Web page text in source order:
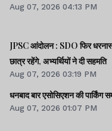
Aug 07, 2026 04:13 PM
JPSC आंदोलन : SDO फिर
छात्र रहेंगे, अभ्यर्थियों ने दी सहमति
Aug 07, 2026 03:19 PM
धनबाद बार एसोसिएशन की पार्किंग
Aug 07, 2026 01:07 PM